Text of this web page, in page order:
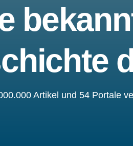
Artikel und 54 Portale